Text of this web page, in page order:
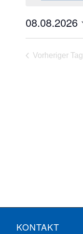
2026
08.08.2026
Datum
Vorheriger Tag
KONTAKT